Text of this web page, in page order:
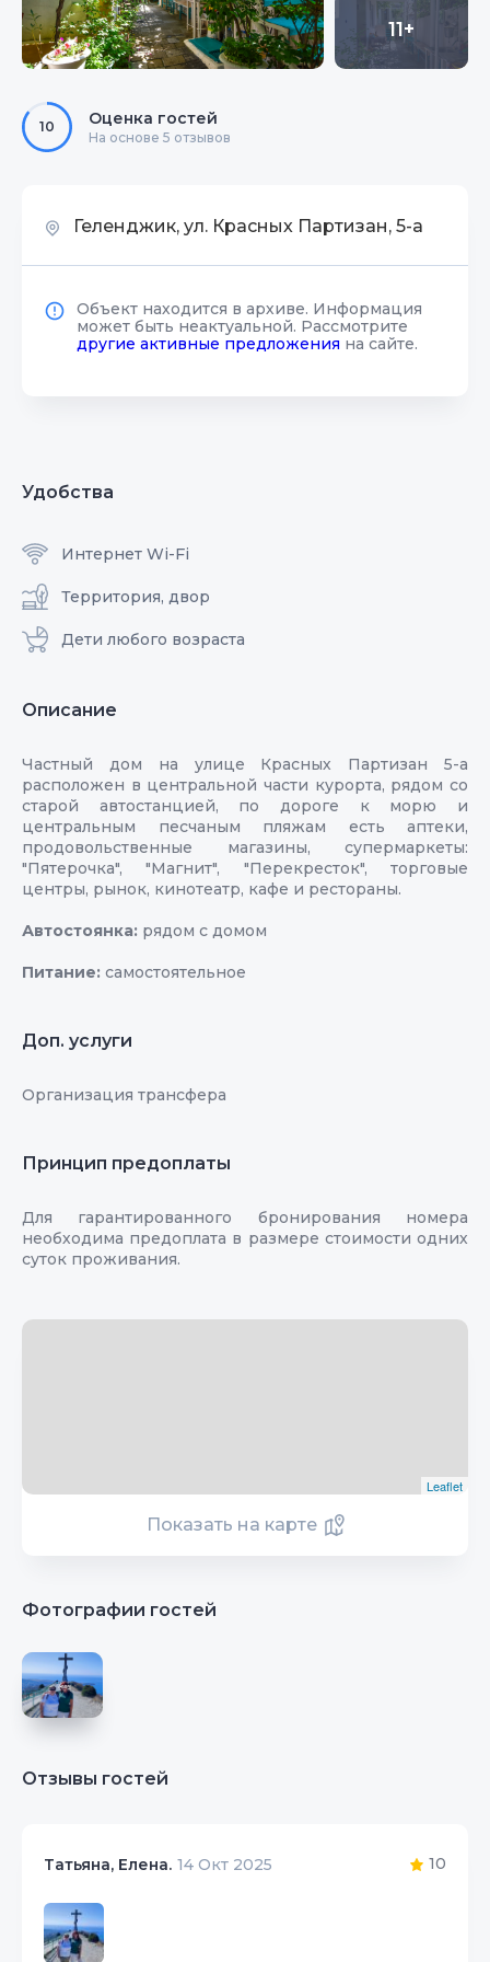
11+
10 Оценка гостей
На основе 5 отзывов
Геленджик, ул. Красных Партизан, 5-а
Объект находится в архиве. Информация
может быть неактуальной. Рассмотрите
другие активные предложения на сайте.
Удобства
Интернет Wi-Fi
Территория, двор
Дети любого возраста
Описание
Частный дом на улице Красных Партизан 5-а
расположен в центральной части курорта, рядом со
старой автостанцией, по дороге к морю и
центральным песчаным пляжам есть аптеки,
продовольственные магазины, супермаркеты:
"Пятерочка", "Магнит", "Перекресток", торговые
центры, рынок, кинотеатр, кафе и рестораны.
Автостоянка: рядом с домом
Питание: самостоятельное
Доп. услуги
Организация трансфера
Принцип предоплаты
Для гарантированного бронирования номера
необходима предоплата в размере стоимости одних
суток проживания.
Leaflet
Показать на карте
Фотографии гостей
Отзывы гостей
Татьяна, Елена. 14 Окт 2025 10